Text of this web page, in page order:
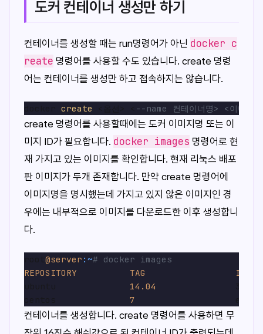
도커 컨테이너 생성만 하기
컨테이너를 생성할 때는 run명령어가 아닌 docker c
reate 명령어를 사용할 수도 있습니다. create 명령
어는 컨테이너를 생성만 하고 접속하지는 않습니다.
create --name 컨테이너명> <이미지
create 명령어를 사용할때에는 도커 이미지명 또는 이
미지 ID가 필요합니다. docker images 명령어로 현
재 가지고 있는 이미지를 확인합니다. 현재 리눅스 배포
판 이미지가 두개 존재합니다. 만약 create 명령어에
이미지명을 명시했는데 가지고 있지 않은 이미지인 경
우에는 내부적으로 이미지를 다운로드한 이후 생성합니
다.
@server :~# docker images
REPOSITORY
TAG
IMAGE
14.04
7
컨테이너를 생성합니다. create 명령어를 사용하면 무